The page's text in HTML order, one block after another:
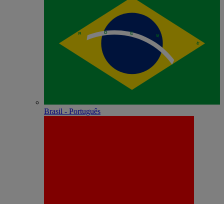
Brasil - Português